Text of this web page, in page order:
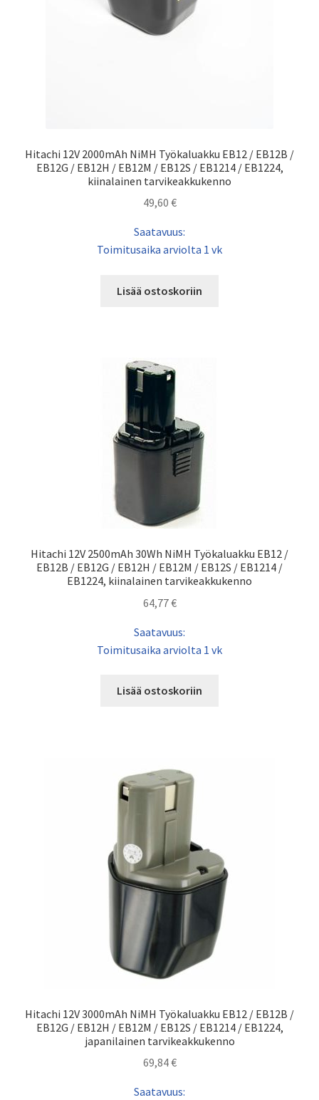
Hitachi 12V 2000mAh NiMH Työkaluakku EB12 / EB12B /
EB12G / EB12H / EB12M / EB12S / EB1214 / EB1224,
kiinalainen tarvikeakkukenno
49,60 €
Saatavuus:
Toimitusaika arviolta 1 vk
Lisää ostoskoriin
Hitachi 12V 2500mAh 30Wh NiMH Työkaluakku EB12 /
EB12B / EB12G / EB12H / EB12M / EB12S / EB1214 /
EB1224, kiinalainen tarvikeakkukenno
64,77€
Saatavuus:
Toimitusaika arviolta 1 vk
Lisää ostoskoriin
Hitachi 12V 3000mAh NiMH Työkaluakku EB12 / EB12B /
EB12G / EB12H / EB12M / EB12S / EB1214 / EB1224,
japanilainen tarvikeakkukenno
69,84€
Saatavuus: